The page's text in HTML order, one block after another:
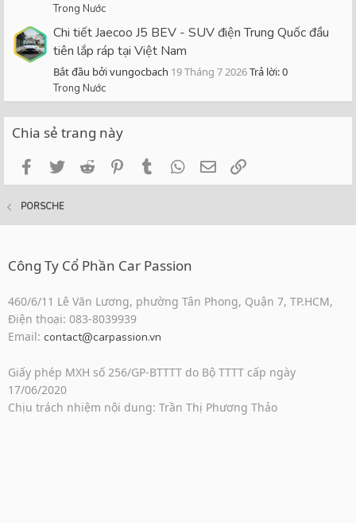
Trong Nước
Chi tiết Jaecoo J5 BEV - SUV điện Trung Quốc đầu
tiên lắp ráp tại Việt Nam
Bắt đầu bởi vungocbach 19 Tháng 7 2026Trả lời: 0
Trong Nước
Chia sẻ trang này
FacebookTwitterReddit PinterestTumblrWhatsApp
Email
PORSCHE
Công Ty Cổ Phần Car Passion
460/6/11 Lê Văn Lương, phường Tân Phong, Quận 7, TP.HCM,
Điện thoại: 083-8039939
Email: contact@carpassion.vn
Giấy phép MXH số 256/GP-BTTTT do Bộ TTTT cấp ngày
17/06/2020
Chịu trách nhiệm nội dung: Trần Thị Phương Thảo